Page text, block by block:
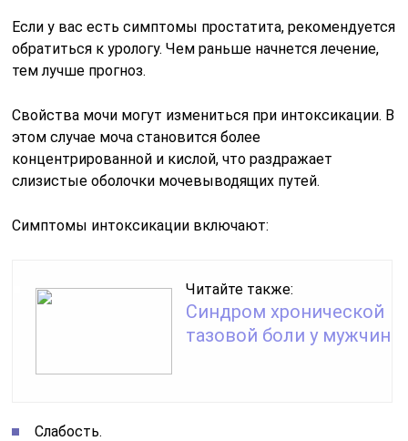
Если у вас есть симптомы простатита, рекомендуется
обратиться к урологу. Чем раньше начнется лечение,
тем лучше прогноз.
Свойства мочи могут измениться при интоксикации. В
этом случае моча становится более
концентрированной и кислой, что раздражает
слизистые оболочки мочевыводящих путей.
Симптомы интоксикации включают:
Читайте также:
Синдром хронической
тазовой боли у мужчин
Слабость.